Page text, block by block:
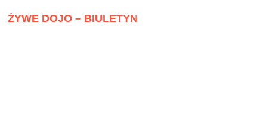
ŻYWE DOJO – BIULETYN